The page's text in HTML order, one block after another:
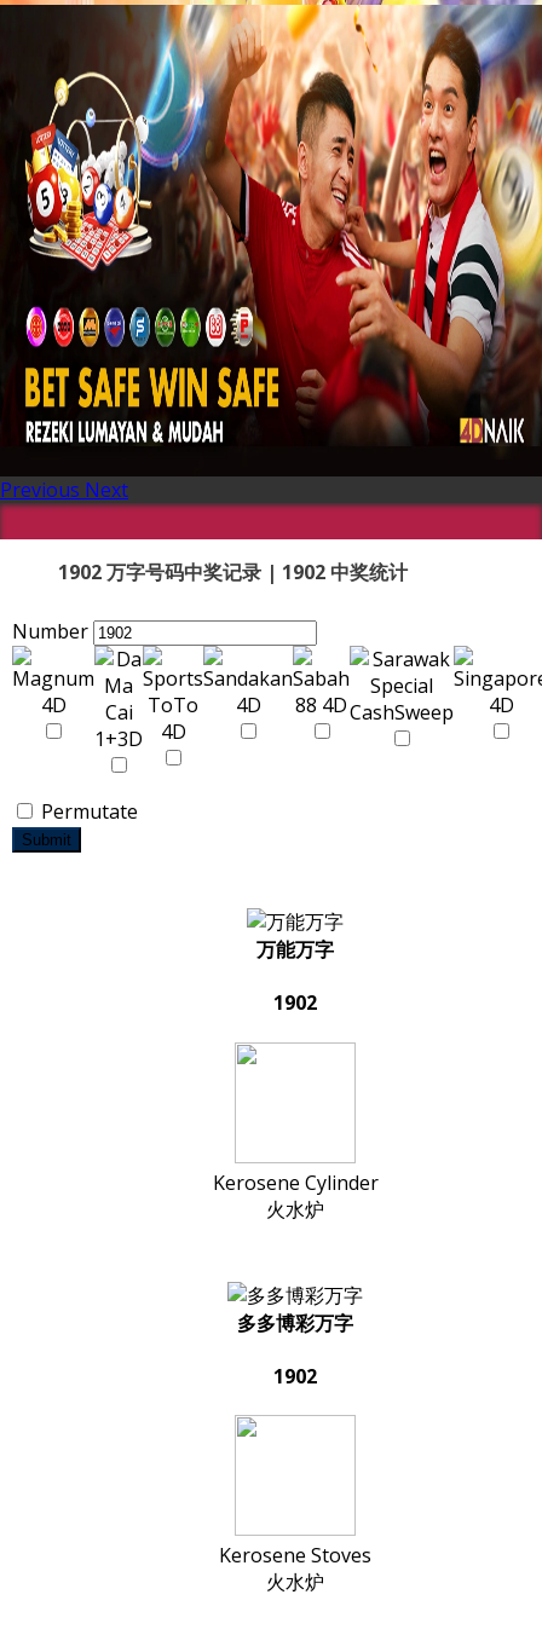
Previous Next
1902 万字号码中奖记录 | 1902 中奖统计
Number
Permutate
Submit
万能万字
1902
Kerosene Cylinder
火水炉
多多博彩万字
1902
Kerosene Stoves
火水炉